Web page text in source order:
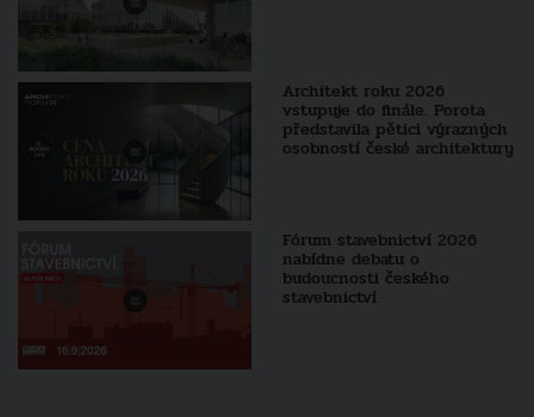
Architekt roku 2026
vstupuje do finále. Porota
představila pětici výrazných
osobností české architektury
Fórum stavebnictví 2026
nabídne debatu o
budoucnosti českého
stavebnictví